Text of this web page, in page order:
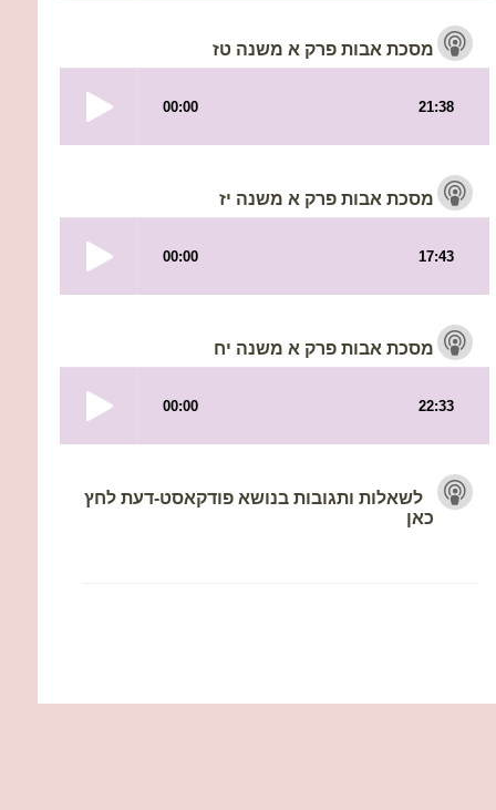
מסכת אבות פרק א משנה טז
מסכת אבות פרק א משנה יז
מסכת אבות פרק א משנה יח
לשאלות ותגובות בנושא פודקאסט-דעת לחץ
כאן